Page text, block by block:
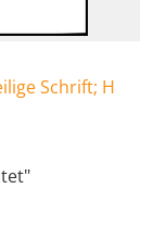
Schrift; H